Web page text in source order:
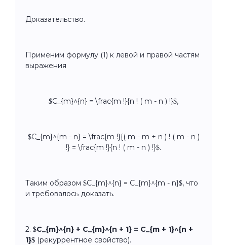
Доказательство.
Применим формулу (1) к левой и правой частям
выражения
$C_{m}^{n} = \frac{m !}{n ! ( m - n ) !}$,
$C_{m}^{m - n} = \frac{m !}{( m - m + n ) ! ( m - n )
!} = \frac{m !}{n ! ( m - n ) !}$.
Таким образом $C_{m}^{n} = C_{m}^{m - n}$, что
и требовалось доказать.
2. $C_{m}^{n} + C_{m}^{n + 1} = C_{m + 1}^{n +
1}$ (рекуррентное свойство).